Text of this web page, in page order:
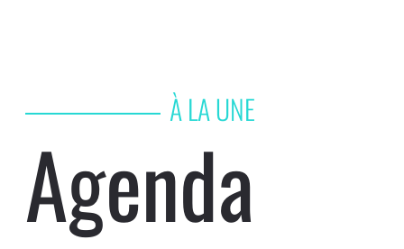
À LA UNE
Agenda